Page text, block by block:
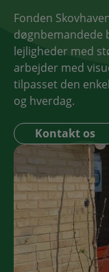
Fonden
døgnbemandede
lejligheder med
arbejder med
tilpasset den
og hverdag.
Kontakt os